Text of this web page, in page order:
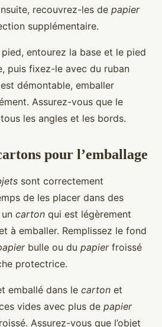
recouvrez-les de papier
supplémentaire.
entourez la base et le pied
puis fixez-le avec du ruban
démontable, emballer
Assurez-vous que le
les angles et les bords.
pour l’emballage
sont correctement
de les placer dans des
carton qui est légèrement
à emballer. Remplissez le fond
bulle ou du papierfroissé
protectrice.
emballé dans le carton et
vides avec plus de papier
Assurez-vous que l’objet